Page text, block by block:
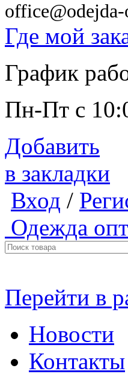
Где мой
График
Пн-Пт с
Добавить
в закладки
Вход /
Одежда
Перейти в
Новости
Контакты